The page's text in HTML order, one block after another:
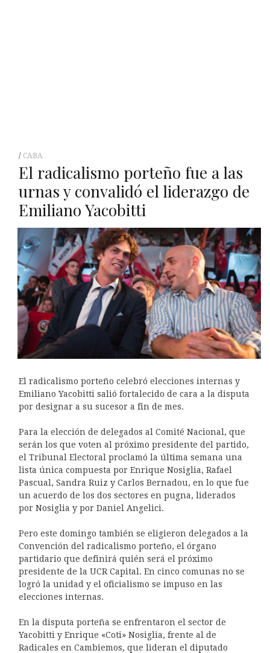
CABA
El radicalismo porteño fue a las
urnas y convalidó el liderazgo de
Emiliano Yacobitti
El radicalismo porteño celebró elecciones internas y
Emiliano Yacobitti salió fortalecido de cara a la disputa
por designar a su sucesor a fin de mes.
Para la elección de delegados al Comité Nacional, que
serán los que voten al próximo presidente del partido,
el Tribunal Electoral proclamó la última semana una
lista única compuesta por Enrique Nosiglia, Rafael
Pascual, Sandra Ruiz y Carlos Bernadou, en lo que fue
un acuerdo de los dos sectores en pugna, liderados
por Nosiglia y por Daniel Angelici.
Pero este domingo también se eligieron delegados a la
Convención del radicalismo porteño, el órgano
partidario que definirá quién será el próximo
presidente de la UCR Capital. En cinco comunas no se
logró la unidad y el oficialismo se impuso en las
elecciones internas.
En la disputa porteña se enfrentaron el sector de
Yacobitti y Enrique «Coti» Nosiglia, frente al de
Radicales en Cambiemos, que lideran el diputado